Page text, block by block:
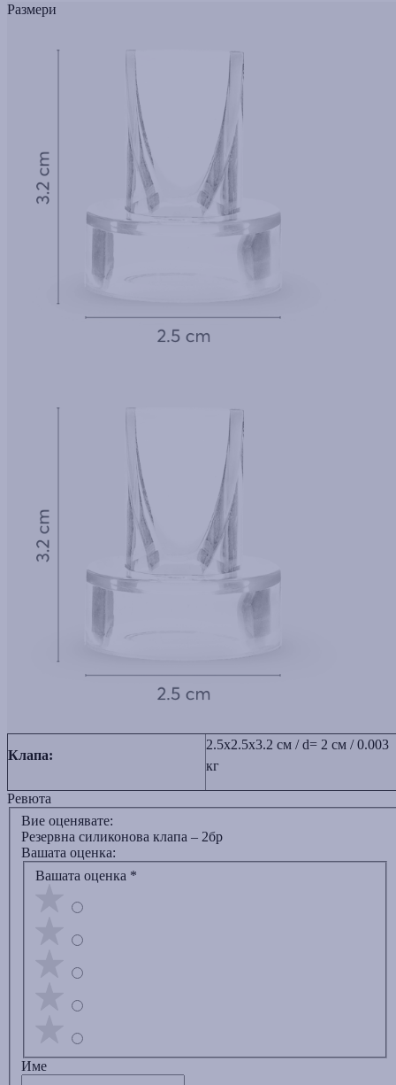
Размери
Клапа:
2.5х2.5х3.2 см / d= 2 cм / 0.003
кг
Ревюта
Вие оценявате:
Резервна силиконова клапа – 2бр
Вашата оценка:
Вашата оценка *
Име